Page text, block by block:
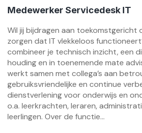
Medewerker Servicedesk IT
Wil jij bijdragen aan toekomstgericht
zorgen dat IT vlekkeloos
combineer je technisch inzicht, een
houding en in toenemende mate
werkt samen met collega’s aan
gebruiksvriendelijke en continue
dienstverlening voor onderwijs en
o.a. leerkrachten, leraren,
leerlingen. Over de functie...